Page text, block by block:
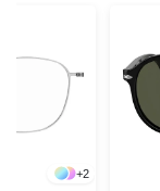
+2